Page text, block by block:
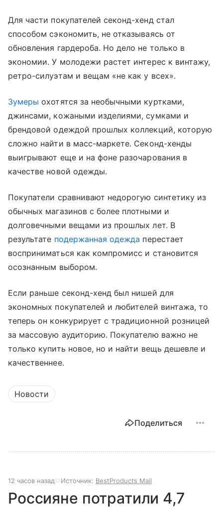
Для части покупателей секонд-хенд стал
способом сэкономить, не отказываясь от
обновления гардероба. Но дело не только в
экономии. У молодежи растет интерес к винтажу,
ретро-силуэтам и вещам «не как у всех».
Зумеры охотятся за необычными куртками,
джинсами, кожаными изделиями, сумками и
брендовой одеждой прошлых коллекций, которую
сложно найти в масс-маркете. Секонд-хенды
выигрывают еще и на фоне разочарования в
качестве новой одежды.
Покупатели сравнивают недорогую синтетику из
обычных магазинов с более плотными и
долговечными вещами из прошлых лет. В
результате подержанная одежда перестает
восприниматься как компромисс и становится
осознанным выбором.
Если раньше секонд-хенд был нишей для
экономных покупателей и любителей винтажа, то
теперь он конкурирует с традиционной розницей
за массовую аудиторию. Покупателю важно не
только купить новое, но и найти вещь дешевле и
качественнее.
Новости
Поделиться
12 часов назад Источник: BestProducts Mail
Россияне потратили 4,7